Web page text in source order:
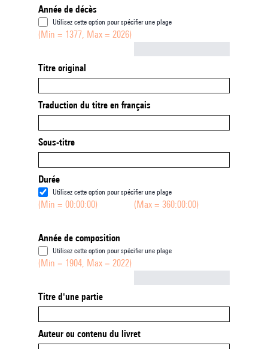
Année de décès
Utilisez cette option pour spécifier une plage
(Min = 1377, Max = 2026)
Titre original
Traduction du titre en français
Sous-titre
Durée
Utilisez cette option pour spécifier une plage
(Min = 00:00:00) (Max = 360:00:00)
Année de composition
Utilisez cette option pour spécifier une plage
(Min = 1904, Max = 2022)
Titre d'une partie
Auteur ou contenu du livret